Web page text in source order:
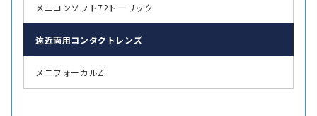
メニコンソフト72トーリック
遠近両用コンタクトレンズ
メニフォーカルZ